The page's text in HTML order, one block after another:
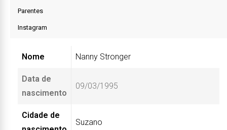
Parentes
Instagram
Nome Nanny Stronger
Data de
nascimento
09/03/1995
Cidade de
Suzano